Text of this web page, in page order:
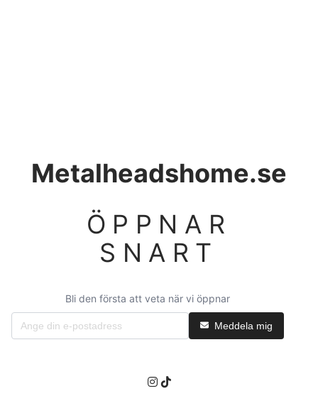
Metalheadshome.se
ÖPPNAR
SNART
Bli den första att veta när vi öppnar
Meddela mig